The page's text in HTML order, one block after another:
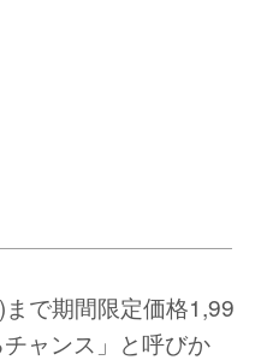
で期間限定価格1,99
ャンス」と呼びか